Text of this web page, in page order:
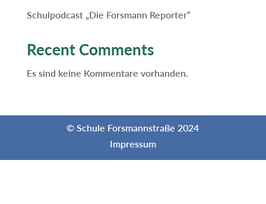
Schulpodcast „Die Forsmann Reporter“
Recent Comments
Es sind keine Kommentare vorhanden.
© Schule Forsmannstraße 2024
Impressum